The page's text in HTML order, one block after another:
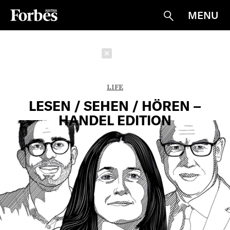
Suche
MENU
LIFE
LESEN / SEHEN / HÖREN –
HANDEL EDITION